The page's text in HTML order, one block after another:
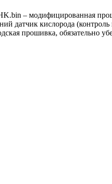
– модифицированная
датчик кислорода (контроль
прошивка, обязательно